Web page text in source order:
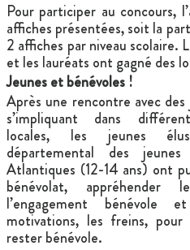
Pour participer au concours,
affiches présentées, soit la
2 affiches par niveau scolaire.
et les lauréats ont gagné des
Jeunes et bénévoles !
Après une rencontre avec des
s’impliquant dans
locales, les jeunes
départemental des
Atlantiques (12-14 ans) ont
bénévolat, appréhender
l’engagement bénévole
motivations, les freins,
rester bénévole.